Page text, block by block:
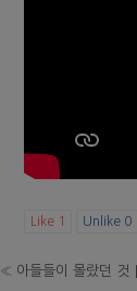
Like 1 Unlike 0
« 아들들이 몰랐던